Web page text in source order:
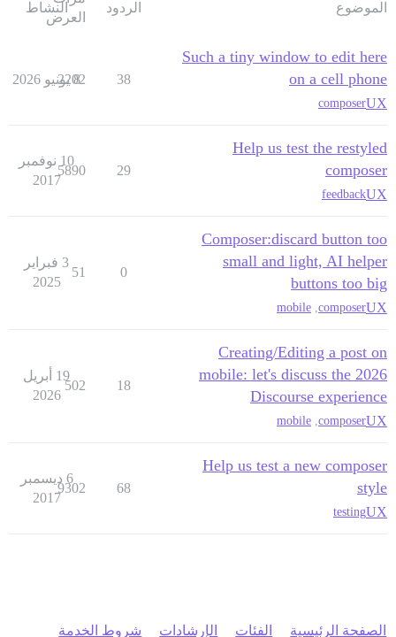
الموضوع الردود
العرض
النشاط
Such a tiny window to edit here
on a cell phone
UX
composer
38
2202
8 يونيو 2026
Help us test the restyled
composer
UX
feedback
29
5890
10 نوفمبر
2017
Composer:discard button too
small and light, AI helper
buttons too big
UX
composer
,
mobile
0
51
3 فبراير
2025
Creating/Editing a post on
mobile: let's discuss the 2026
Discourse experience
UX
composer
,
mobile
18
502
19 أبريل
2026
Help us test a new composer
style
UX
testing
68
9302
6 ديسمبر
2017
الصفحة الرئيسية الفئات الإرشادات شروط الخدمة